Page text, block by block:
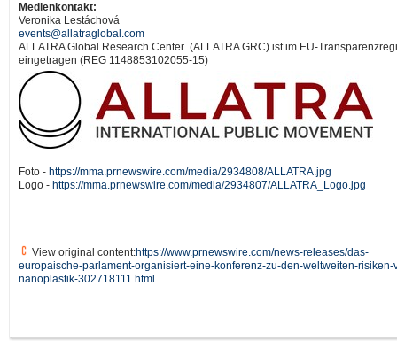
Medienkontakt:
Veronika Lestáchová
events@allatraglobal.com
ALLATRA Global Research Center (ALLATRA GRC) ist im EU-
eingetragen (REG 1148853102055-15)
Foto - https://mma.prnewswire.com/media/2934808/ALLATRA.jpg
Logo - https://mma.prnewswire.com/media/2934807/ALLATRA_Logo.jpg
View original content:https://www.prnewswire.com/news-releases/das-
europaische-parlament-organisiert-eine-konferenz-zu-den-weltweiten-risiken-
nanoplastik-302718111.html